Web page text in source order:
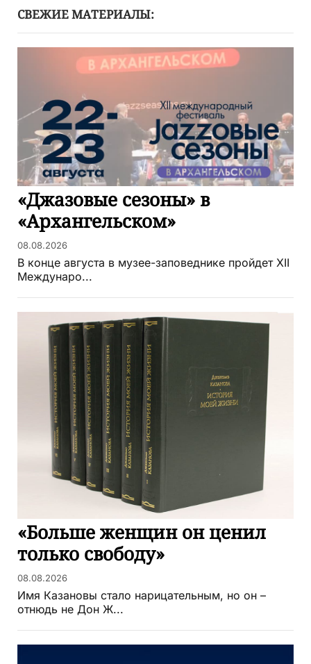
СВЕЖИЕ МАТЕРИАЛЫ:
«Джазовые сезоны» в
«Архангельском»
08.08.2026
В конце августа в музее-заповеднике пройдет XII
Междунаро...
«Больше женщин он ценил
только свободу»
08.08.2026
Имя Казановы стало нарицательным, но он –
отнюдь не Дон Ж...